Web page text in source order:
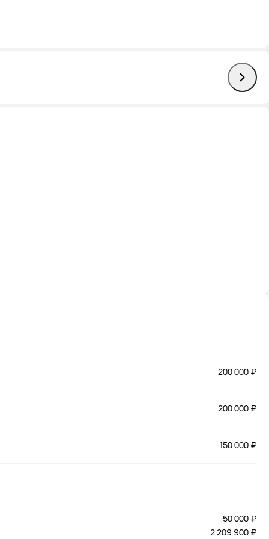
200 000 ₽
200 000 ₽
150 000 ₽
50 000 ₽
2 209 900 ₽